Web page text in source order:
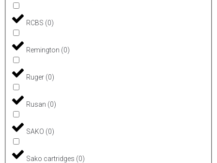
RCBS (0)
Remington (0)
Ruger (0)
Rusan (0)
SAKO (0)
Sako cartridges (0)